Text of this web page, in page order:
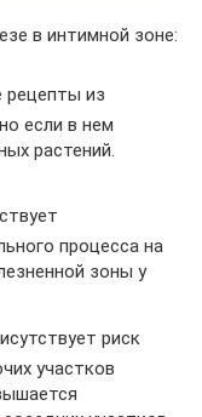
в интимной зоне:
рецепты из
если в нем
растений.
процесса на
зоны у
риск
участков